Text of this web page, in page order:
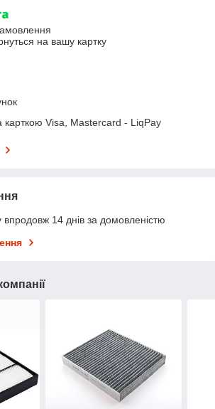
на вашу картку
Visa, Mastercard - LiqPay
14 днів за домовленістю